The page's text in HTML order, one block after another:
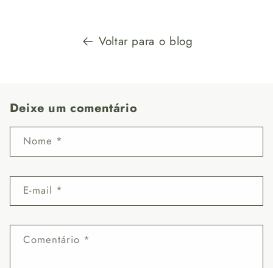
Voltar para o blog
Deixe um comentário
Nome *
E-mail *
Comentário *